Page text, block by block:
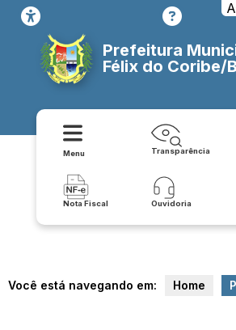
Prefeitura
Félix do Coribe/
Menu Transparência
Nota Fiscal Ouvidoria
Você está navegando em: Home